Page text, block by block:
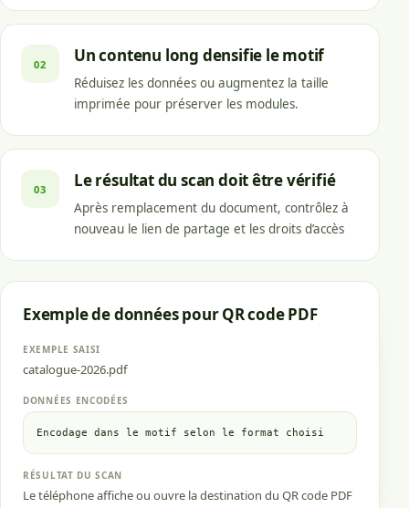
02 Un contenu long densifie le motif
Réduisez les données ou augmentez la taille
imprimée pour préserver les modules.
03 Le résultat du scan doit être vérifié
Après remplacement du document, contrôlez à
nouveau le lien de partage et les droits d’accès
Exemple de données pour QR code PDF
EXEMPLE SAISI
catalogue-2026.pdf
DONNÉES ENCODÉES
Encodage dans le motif selon le format choisi
RÉSULTAT DU SCAN
Le téléphone affiche ou ouvre la destination du QR code PDF